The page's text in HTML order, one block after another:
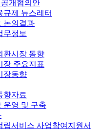
개협의안
규제 뉴스레터
논의결과
무정보
환시장 동향
장 주요지표
장동향
향자료
운영 및 구축
립서비스 사업참여지원서